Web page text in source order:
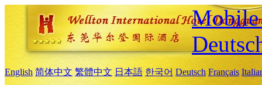
Mobile
English 简体中文 繁體中文 日本語 한국어 Deutsch Français